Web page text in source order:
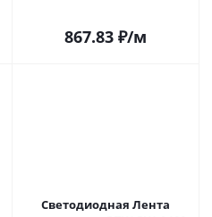
Саратове
867.83 ₽/м
Светодиодная Лента